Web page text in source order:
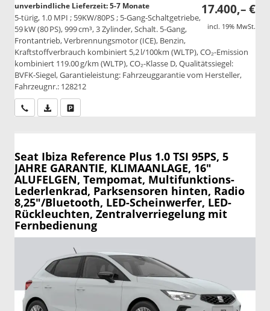
17.400,– €
incl. 19% MwSt.
unverbindliche Lieferzeit: 5-7 Monate
5-türig, 1.0 MPI ; 59KW/80PS ; 5-Gang-Schaltgetriebe,
59 kW (80 PS), 999 cm³, 3 Zylinder, Schalt. 5-Gang,
Frontantrieb, Verbrennungsmotor (ICE), Benzin,
Kraftstoffverbrauch kombiniert 5,2 l/100km (WLTP), CO₂-Emission
kombiniert 119.00 g/km (WLTP), CO₂-Klasse D, Qualitätssiegel:
BVFK-Siegel, Garantieleistung: Fahrzeuggarantie vom Hersteller,
Fahrzeugnr.: 128212
Wir rufen Sie anPDF-Datei, Fahrzeugexposé drucken
Seat Ibiza Reference Plus 1.0 TSI 95PS, 5
JAHRE GARANTIE, KLIMAANLAGE, 16"
ALUFELGEN, Tempomat, Multifunktions-
Lederlenkrad, Parksensoren hinten, Radio
8,25"/Bluetooth, LED-Scheinwerfer, LED-
Rückleuchten, Zentralverriegelung mit
Fernbedienung